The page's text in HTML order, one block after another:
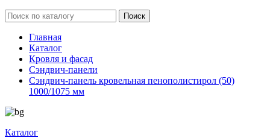
Главная
Каталог
Кровля и фасад
Сэндвич-панели
Сэндвич-панель кровельная пенополистирол (50)
1000/1075 мм
Каталог